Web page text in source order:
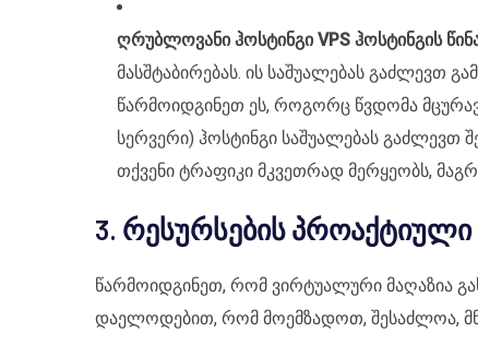
ღრუბლოვანი ჰოსტინგი VPS ჰოსტინგის
მასშტაბირებას. ის საშუალებას გაძლევთ
წარმოიდგინეთ ეს, როგორც წვდომა
სერვერი) ჰოსტინგი საშუალებას
თქვენი ტრაფიკი მკვეთრად მერყეობს,
3. რესურსების პროაქტიული
წარმოიდგინეთ, რომ ვირტუალური მაღაზია
დაელოდებით, რომ მოემზადოთ, შესაძლოა,